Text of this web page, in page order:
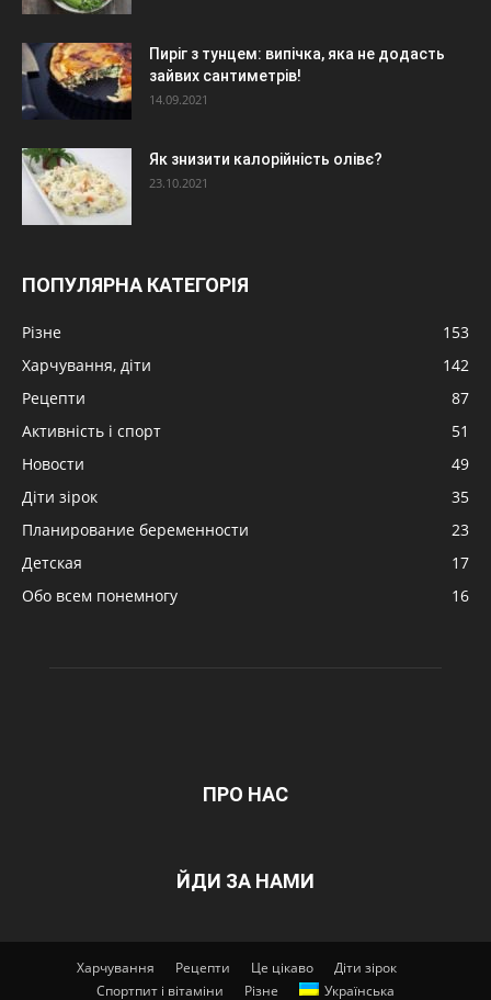
Пиріг з тунцем: випічка, яка не додасть
зайвих сантиметрів!
14.09.2021
Як знизити калорійність олівє?
23.10.2021
ПОПУЛЯРНА КАТЕГОРІЯ
Різне
153
Харчування, діти
142
Рецепти
87
Активність і спорт
51
Новости
49
Діти зірок
35
Планирование беременности
23
Детская
17
Обо всем понемногу
16
ПРО НАС
ЙДИ ЗА НАМИ
Харчування Рецепти Це цікаво
Діти зірок
Спортпит і вітаміни
Різне Українська